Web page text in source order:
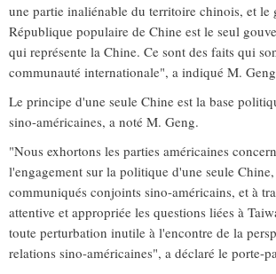
une partie inaliénable du territoire chinois, et le
République populaire de Chine est le seul
qui représente la Chine. Ce sont des faits qui
communauté internationale", a indiqué M.
Le principe d'une seule Chine est la base
sino-américaines, a noté M. Geng.
"Nous exhortons les parties américaines
l'engagement sur la politique d'une seule
communiqués conjoints sino-américains, et à
attentive et appropriée les questions liées à
toute perturbation inutile à l'encontre de la
relations sino-américaines", a déclaré le porte-